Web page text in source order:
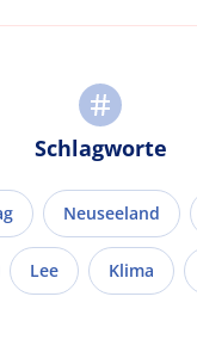
Schlagworte
Neuseeland
Lee Klima